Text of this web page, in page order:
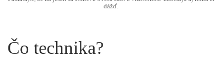
dážď.
Čo technika?